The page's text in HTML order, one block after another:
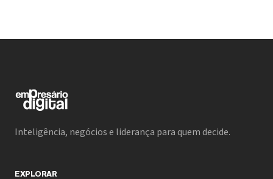
Inteligência, negócios e liderança para quem decide.
EXPLORAR